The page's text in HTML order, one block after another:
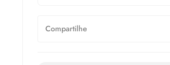
Compartilhe